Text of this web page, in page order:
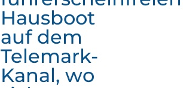
Hausboot
auf dem
Telemark-
Kanal, wo